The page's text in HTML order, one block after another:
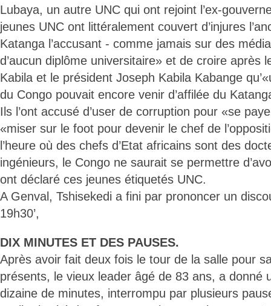
Lubaya, un autre UNC qui ont rejoint l’ex-
jeunes UNC ont littéralement couvert d’injures
Katanga l’accusant - comme jamais sur des
d’aucun diplôme universitaire» et de croire après
Kabila et le président Joseph Kabila Kabange
du Congo pouvait encore venir d’affilée du
Ils l’ont accusé d’user de corruption pour «se
«miser sur le foot pour devenir le chef de
l’heure où des chefs d’Etat africains sont des
ingénieurs, le Congo ne saurait se permettre
ont déclaré ces jeunes étiquetés UNC.
A Genval, Tshisekedi a fini par prononcer un
19h30’,
DIX MINUTES ET DES PAUSES.
Après avoir fait deux fois le tour de la salle pour
présents, le vieux leader âgé de 83 ans, a donné
dizaine de minutes, interrompu par plusieurs